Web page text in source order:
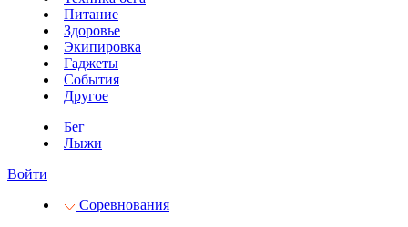
Питание
Здоровье
Экипировка
Гаджеты
События
Другое
Бег
Лыжи
Войти
Соревнования